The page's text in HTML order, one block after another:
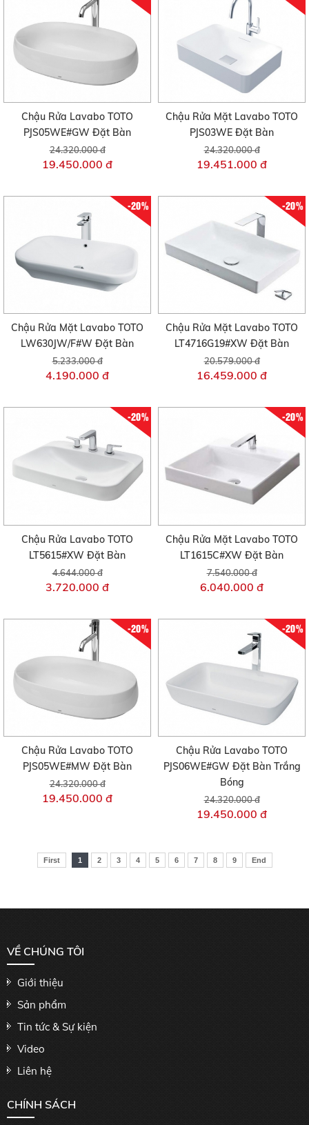
Chậu Rửa Lavabo TOTO
PJS05WE#GW Đặt Bàn
24.320.000 đ
19.450.000 đ
Chậu Rửa Mặt Lavabo TOTO
PJS03WE Đặt Bàn
24.320.000 đ
19.451.000 đ
-20%
Chậu Rửa Mặt Lavabo TOTO
LW630JW/F#W Đặt Bàn
5.233.000 đ
4.190.000 đ
-20%
Chậu Rửa Mặt Lavabo TOTO
LT4716G19#XW Đặt Bàn
20.579.000 đ
16.459.000 đ
-20%
Chậu Rửa Lavabo TOTO
LT5615#XW Đặt Bàn
4.644.000 đ
3.720.000 đ
-20%
Chậu Rửa Mặt Lavabo TOTO
LT1615C#XW Đặt Bàn
7.540.000 đ
6.040.000 đ
-20%
Chậu Rửa Lavabo TOTO
PJS05WE#MW Đặt Bàn
24.320.000 đ
19.450.000 đ
-20%
Chậu Rửa Lavabo TOTO
PJS06WE#GW Đặt Bàn Trắng
Bóng
24.320.000 đ
19.450.000 đ
First 1 2 3 4 5 6 7 8 9 End
VỀ CHÚNG TÔI
Giới thiệu
Sản phẩm
Tin tức & Sự kiện
Video
Liên hệ
CHÍNH SÁCH